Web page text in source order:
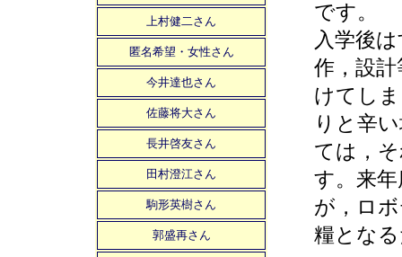
上村健二さん
匿名希望・女性さん
今井達也さん
佐藤将大さん
長井啓友さん
田村澄江さん
駒形英樹さん
郭盛再さん
です。
入学後
作，設
けてし
りと辛
ては，
す。来
が，ロ
糧とな